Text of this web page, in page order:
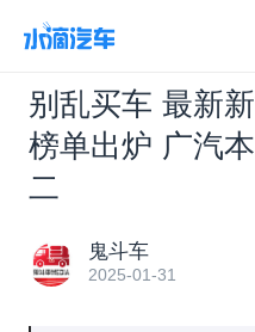
别乱买车 最新
榜单出炉 广汽
二
鬼斗车
2025-01-31